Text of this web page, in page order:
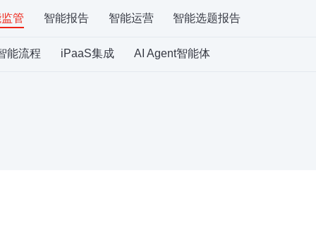
管 智能报告 智能运营 智能选题报告
能流程 iPaaS集成 AI Agent智能体